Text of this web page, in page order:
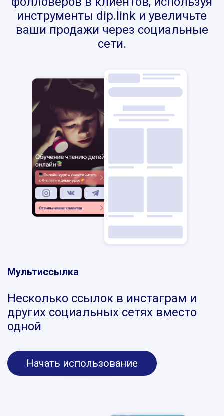
инструменты dip.link и увеличьте
ваши продажи через социальные
сети.
Мультиссылка
Несколько ссылок в инстаграм и
других социальных сетях вместо
одной
Начать использование